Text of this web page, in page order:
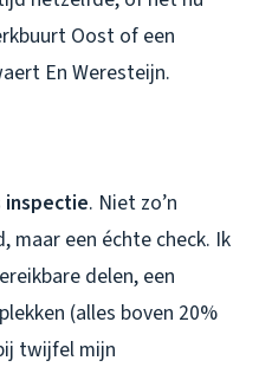
Oost of een
En Weresteijn.
inspectie. Niet zo’n
maar een échte check. Ik
delen, een
(alles boven 20%
twijfel mijn